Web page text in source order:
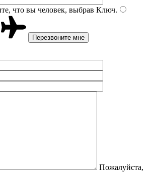
что вы человек, выбрав Ключ.
Пожалуйста,